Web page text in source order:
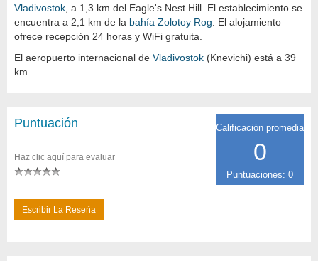
Vladivostok , a 1,3 km del Eagle's Nest Hill. El establecimiento se
encuentra a 2,1 km de la bahía Zolotoy Rog . El alojamiento
ofrece recepción 24 horas y WiFi gratuita.
El aeropuerto internacional de Vladivostok (Knevichi) está a 39
km.
Calificación promedia
0
Puntuaciones: 0
Puntuación
Haz clic aquí para evaluar
Escribir La Reseña